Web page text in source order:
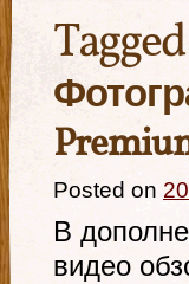
Posted on
В
видео